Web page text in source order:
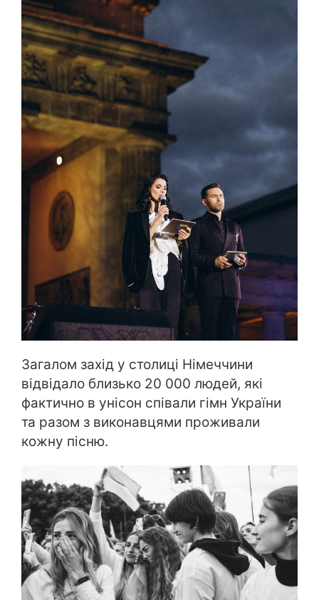
Загалом захід у столиці Німеччини
відвідало близько 20 000 людей, які
фактично в унісон співали гімн України
та разом з виконавцями проживали
кожну пісню.